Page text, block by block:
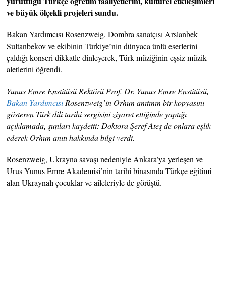
ve büyük ölçekli projeleri sundu.
Bakan Yardımcısı Rosenzweig, Dombra sanatçısı Arslanbek
Sultanbekov ve ekibinin Türkiye’nin dünyaca ünlü eserlerini
çaldığı konseri dikkatle dinleyerek, Türk müziğinin eşsiz müzik
aletlerini öğrendi.
Yunus Emre Enstitüsü Rektörü Prof. Dr. Yunus Emre Enstitüsü,
Bakan Yardımcısı Rosenzweig’in Orhun anıtının bir kopyasını
gösteren Türk dili tarihi sergisini ziyaret ettiğinde yaptığı
açıklamada, şunları kaydetti: Doktora Şeref Ateş de onlara eşlik
ederek Orhun anıtı hakkında bilgi verdi.
Rosenzweig, Ukrayna savaşı nedeniyle Ankara’ya yerleşen ve
Urus Yunus Emre Akademisi’nin tarihi binasında Türkçe eğitimi
alan Ukraynalı çocuklar ve aileleriyle de görüştü.